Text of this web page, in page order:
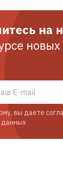
на
вы даете
данных